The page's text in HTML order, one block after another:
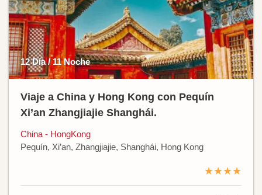
12 Día / 11 Noche
Viaje a China y Hong Kong con Pequín
Xi’an Zhangjiajie Shanghái.
China - HongKong
Pequín, Xi’an, Zhangjiajie, Shanghái, Hong Kong
★★★★